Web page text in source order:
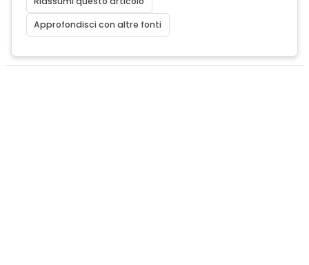
Approfondisci con altre fonti